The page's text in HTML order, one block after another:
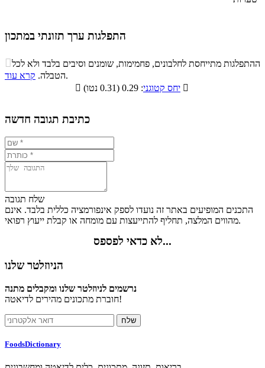
התפלגות ערך תזונתי במתכון
התפלגות ערך תזונתי במתכון
סיבים
תזונתיים
שומנים חלבונים
39.1% 34.1%
ההתפלגות מתייחסת לחלבונים, פחמימות, שומנים וסיבים בלבד ולא לכל
הטבלה. קרא עוד
.

יחס קטוגני 
כתיבת תגובה חדשה
שלח תגובה
התכנים המופיעים באתר זה נועדו לספק אינפורמציה כללית בלבד. אינם
מהווים המלצה, תחליף להתייעצות עם מומחה או קבלת ייעוץ רפואי.
לא כדאי לפספס...
הניוזלטר שלנו
נרשמים לניוזלטר שלנו ומקבלים מתנה
חוברת מתכונים מהירים לדיאטה!
FoodsDictionary